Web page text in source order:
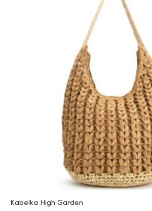
Kabelka High Garden